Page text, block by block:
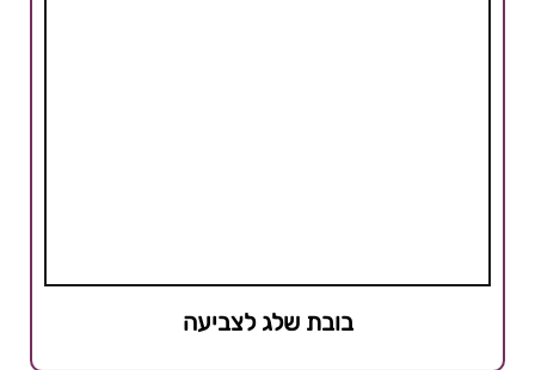
בובת שלג לצביעה